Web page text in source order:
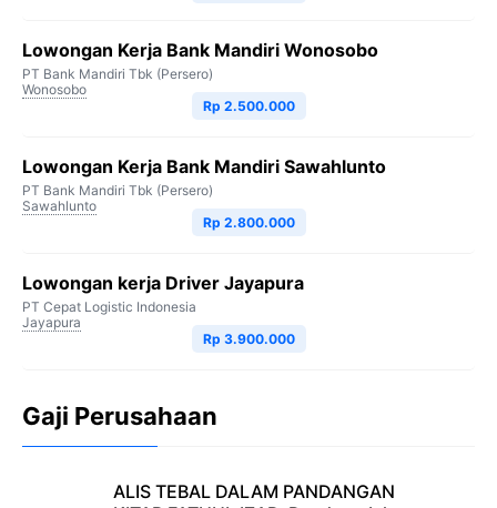
Lowongan Kerja Bank Mandiri Wonosobo
PT Bank Mandiri Tbk (Persero)
Wonosobo
Rp 2.500.000
Lowongan Kerja Bank Mandiri Sawahlunto
PT Bank Mandiri Tbk (Persero)
Sawahlunto
Rp 2.800.000
Lowongan kerja Driver Jayapura
PT Cepat Logistic Indonesia
Jayapura
Rp 3.900.000
Gaji Perusahaan
ALIS TEBAL DALAM PANDANGAN